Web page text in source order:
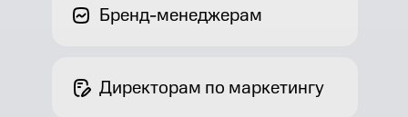
Бренд-менеджерам
Директорам по маркетингу